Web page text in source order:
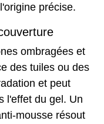
précise.
ombragées et
des tuiles ou des
et peut
l'effet du gel. Un
mousse résout